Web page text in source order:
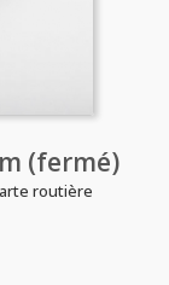
(fermé)
routière